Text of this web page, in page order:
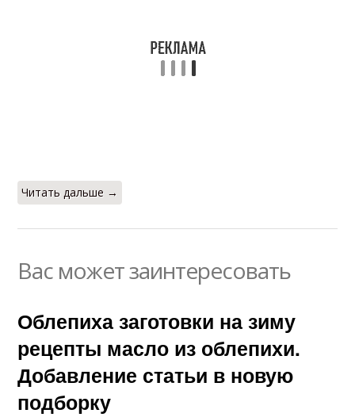
Читать дальше →
Вас может заинтересовать
Облепиха заготовки на зиму
рецепты масло из облепихи.
Добавление статьи в новую
подборку